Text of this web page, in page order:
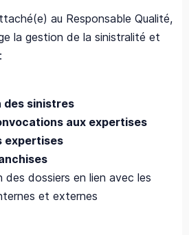
au Responsable Qualité,
la gestion de la sinistralité et
des sinistres
aux expertises
expertises
des dossiers en lien avec les
et externes